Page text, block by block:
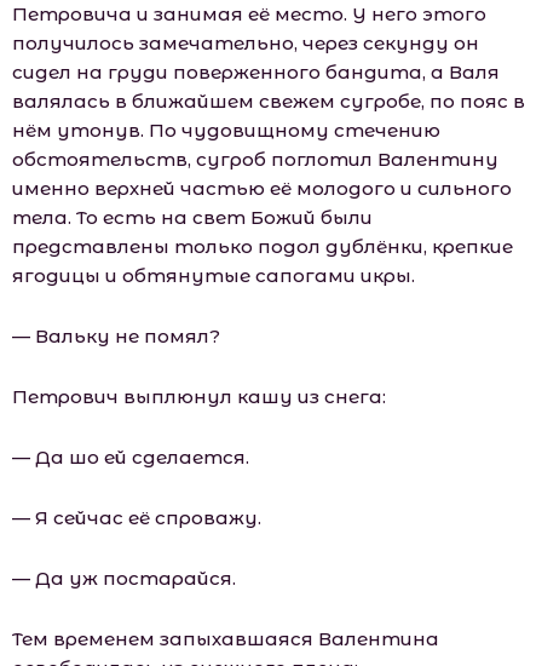
Петровича и занимая её место. У него этого
получилось замечательно, через секунду он
сидел на груди поверженного бандита, а Валя
валялась в ближайшем свежем сугробе, по пояс в
нём утонув. По чудовищному стечению
обстоятельств, сугроб поглотил Валентину
именно верхней частью её молодого и сильного
тела. То есть на свет Божий были
представлены только подол дублёнки, крепкие
ягодицы и обтянутые сапогами икры.
— Вальку не помял?
Петрович выплюнул кашу из снега:
— Да шо ей сделается.
— Я сейчас её спроважу.
— Да уж постарайся.
Тем временем запыхавшаяся Валентина